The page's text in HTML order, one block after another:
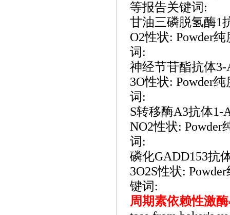
等报告关键词:
甘油三磷脱氢酶1
O2性状: Powder
词:
神经节苷酯抗体3-
3O性状: Powder
词:
S转移酶A3抗体1-
NO2性状:
词:
磷化GADD153抗
3O2S性状:
键词:
周期素依赖性激酶